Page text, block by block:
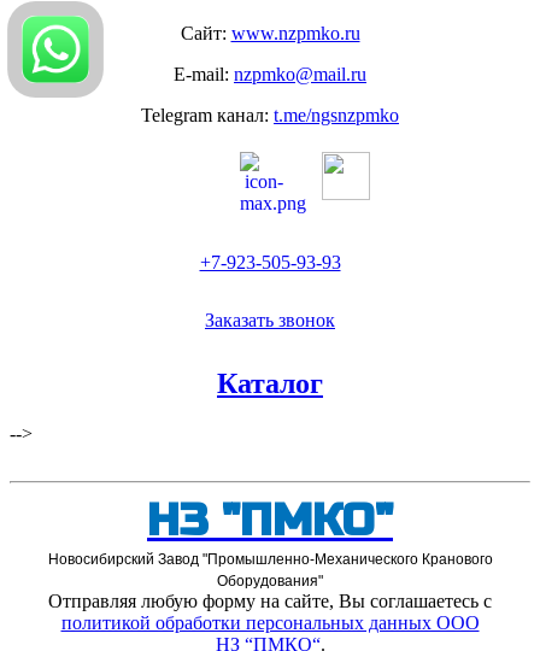
Сайт: www.nzpmko.ru
E-mail: nzpmko@mail.ru
Telegram канал: t.me/ngsnzpmko
+7-923-505-93-93
Заказать звонок
Каталог
-->
НЗ "ПМКО"
Новосибирский Завод "Промышленно-Механического Кранового
Оборудования"
Отправляя любую форму на сайте, Вы соглашаетесь с
политикой обработки персональных данных ООО
НЗ “ПМКО“.